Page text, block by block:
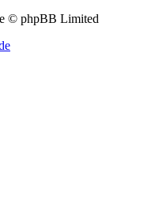
© phpBB Limited